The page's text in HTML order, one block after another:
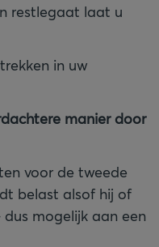
restlegaat laat u
in uw
manier door
voor de tweede
belast alsof hij of
mogelijk aan een